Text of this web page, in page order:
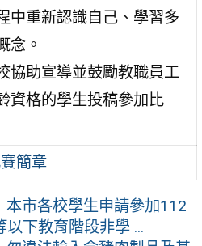
中重新認識自己、學習多
念。
協助宣導並鼓勵教職員工
資格的學生投稿參加比
簡章
本市各校學生申請參加112
下教育階段非學 ...